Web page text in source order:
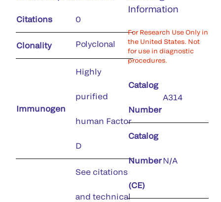
Citations 0
Clonality Polyclonal
Immunogen
Highly
purified
human Factor
D
See citations
and technical
Information
For Research Use Only in
the United States. Not
for use in diagnostic
procedures.
Catalog
Number
A314
Catalog
Number
(CE)
N/A